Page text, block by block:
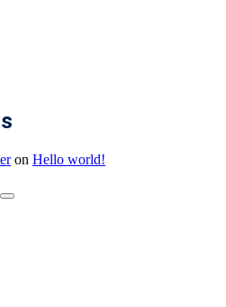
on Hello world!